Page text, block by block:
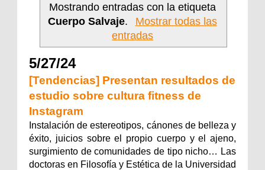
Mostrando entradas con la etiqueta
Cuerpo Salvaje.
Mostrar todas las
entradas
5/27/24
[Tendencias] Presentan resultados de
estudio sobre cultura fitness de
Instagram
Instalación de estereotipos, cánones de belleza y
éxito, juicios sobre el propio cuerpo y el ajeno,
surgimiento de comunidades de tipo nicho… Las
doctoras en Filosofía y Estética de la Universidad